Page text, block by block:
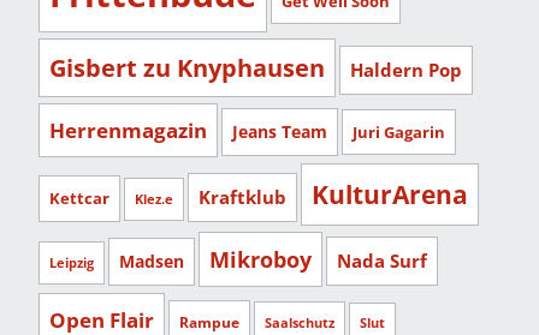
Gisbert zu Knyphausen Haldern Pop
Herrenmagazin Jeans Team Juri Gagarin
Kettcar Klez.e Kraftklub KulturArena
Leipzig Madsen Mikroboy Nada Surf
Open Flair Rampue Saalschutz Slut